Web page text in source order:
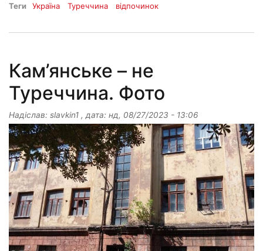
Теги Україна Туреччина відпочинок
Кам’янське – не
Туреччина. Фото
Надіслав: slavkin1 , дата: нд, 08/27/2023 - 13:06